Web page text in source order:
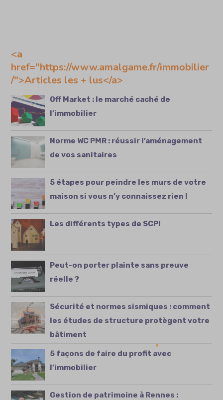
<a
href="https://www.amalgame.fr/immobilier
/">Articles les + lus</a>
Off Market : le marché caché de
l’immobilier
Norme WC PMR : réussir l’aménagement
de vos sanitaires
5 étapes pour peindre les murs de votre
maison si vous n’y connaissez rien !
Les différents types de SCPI
Peut-on porter plainte sans preuve
réelle ?
Sécurité et normes sismiques : comment
les études de structure protègent votre
bâtiment
5 façons de faire du profit avec
l’immobilier
Gestion de patrimoine à Rennes :